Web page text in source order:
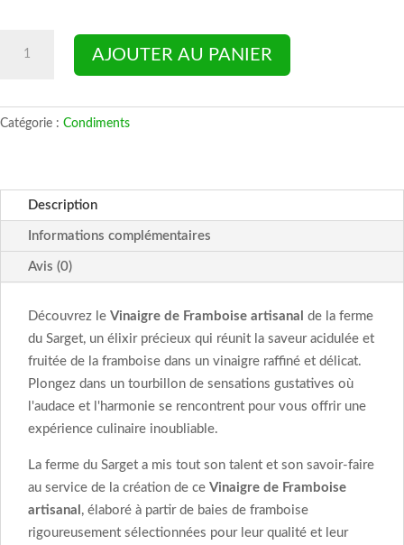
framboise
artisanal
AJOUTER AU PANIER
Catégorie : Condiments
Description
Informations complémentaires
Avis (0)
Découvrez le Vinaigre de Framboise artisanal de la ferme
du Sarget, un élixir précieux qui réunit la saveur acidulée et
fruitée de la framboise dans un vinaigre raffiné et délicat.
Plongez dans un tourbillon de sensations gustatives où
l'audace et l'harmonie se rencontrent pour vous offrir une
expérience culinaire inoubliable.
La ferme du Sarget a mis tout son talent et son savoir-faire
au service de la création de ce Vinaigre de Framboise
artisanal , élaboré à partir de baies de framboise
rigoureusement sélectionnées pour leur qualité et leur